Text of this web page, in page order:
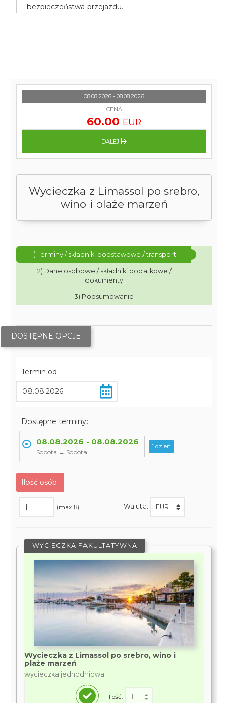
bezpieczeństwa przejazdu.
Wycieczka z Limassol po srebro,
wino i plaże marzeń
1) Terminy / składniki podstawowe / transport
2) Dane osobowe / składniki dodatkowe /
dokumenty
3) Podsumowanie
DOSTĘPNE OPCJE
Termin od:
Dostępne terminy:
08.08.2026 - 08.08.2026
Sobota → Sobota
1 dzień
Ilość osób:
(max. 8) Waluta:
WYCIECZKA FAKULTATYWNA
Wycieczka z Limassol po srebro, wino i
plaże marzeń
wycieczka jednodniowa
Ilość:
08.08.2026 - 08.08.2026
CENA
60.00 EUR
DALEJ